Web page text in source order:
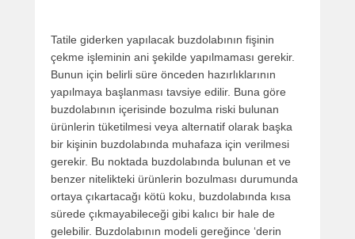
Tatile giderken yapılacak buzdolabının fişinin
çekme işleminin ani şekilde yapılmaması gerekir.
Bunun için belirli süre önceden hazırlıklarının
yapılmaya başlanması tavsiye edilir. Buna göre
buzdolabının içerisinde bozulma riski bulunan
ürünlerin tüketilmesi veya alternatif olarak başka
bir kişinin buzdolabında muhafaza için verilmesi
gerekir. Bu noktada buzdolabında bulunan et ve
benzer nitelikteki ürünlerin bozulması durumunda
ortaya çıkartacağı kötü koku, buzdolabında kısa
sürede çıkmayabileceği gibi kalıcı bir hale de
gelebilir. Buzdolabının modeli gereğince ‘derin